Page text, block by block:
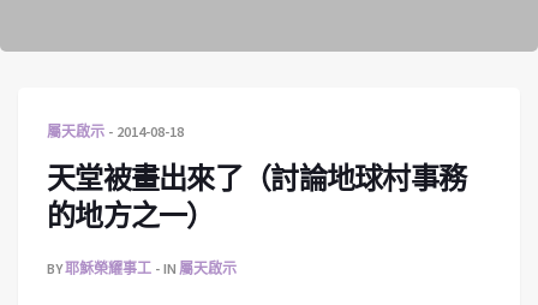
屬天啟示 2014-08-18
天堂被畫出來了（討論地球村事務
的地方之一）
BY耶穌榮耀事工 IN 屬天啟示